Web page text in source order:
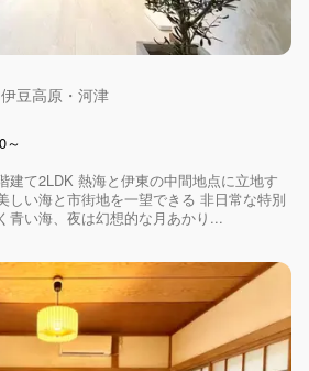
豆高原・河津
～
建て2LDK 熱海と伊東の中間地点に立地す
しい海と市街地を一望できる 非日常な特別
青い海、夜は幻想的な月あかり...